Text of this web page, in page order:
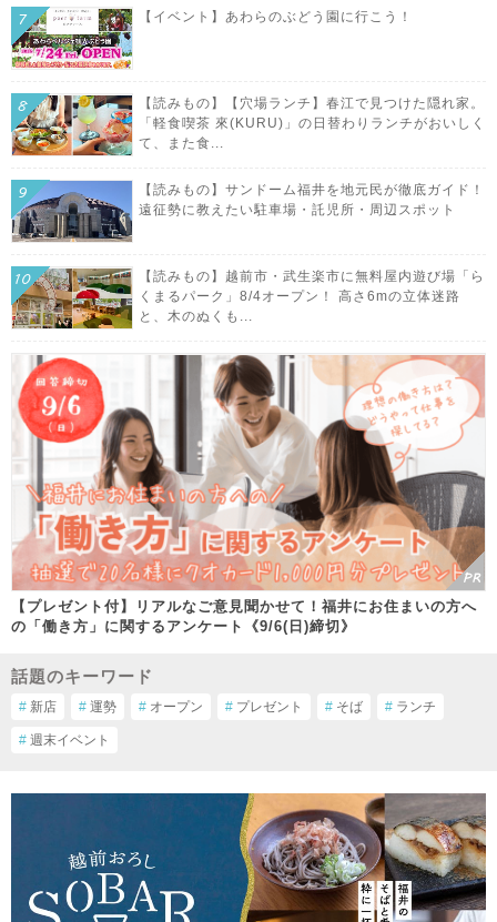
【イベント】あわらのぶどう園に行こう！
【読みもの】【穴場ランチ】春江で見つけた隠れ家。
「軽食喫茶 來(KURU)」の日替わりランチがおいしく
て、また食...
【読みもの】サンドーム福井を地元民が徹底ガイド！
遠征勢に教えたい駐車場・託児所・周辺スポット
【読みもの】越前市・武生楽市に無料屋内遊び場「ら
くまるパーク」8/4オープン！ 高さ6mの立体迷路
と、木のぬくも...
【プレゼント付】リアルなご意見聞かせて！福井にお住まいの方へ
の「働き方」に関するアンケート《9/6(日)締切》
話題のキーワード
# 新店 # 運勢 # オープン # プレゼント # そば # ランチ
# 週末イベント